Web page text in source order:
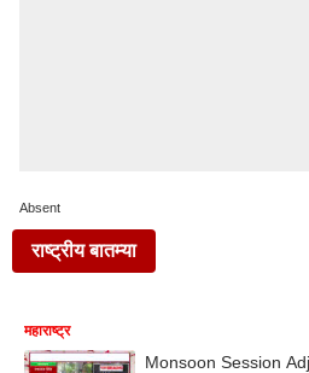
Absent
राष्ट्रीय बातम्या
महाराष्ट्र
Monsoon Session